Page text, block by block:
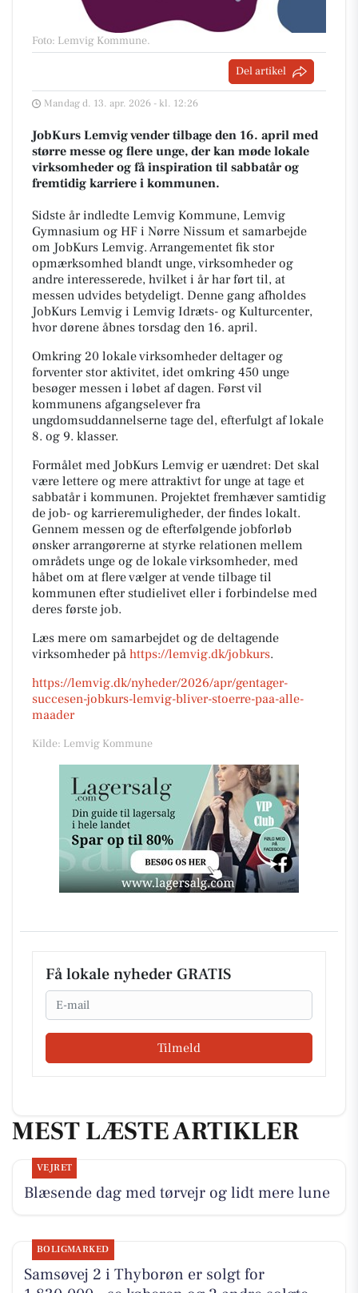
Foto: Lemvig Kommune.
Del artikel
Mandag d. 13. apr. 2026 - kl. 12:26
JobKurs Lemvig vender tilbage den 16. april med
større messe og flere unge, der kan møde lokale
virksomheder og få inspiration til sabbatår og
fremtidig karriere i kommunen.
Sidste år indledte Lemvig Kommune, Lemvig
Gymnasium og HF i Nørre Nissum et samarbejde
om JobKurs Lemvig. Arrangementet fik stor
opmærksomhed blandt unge, virksomheder og
andre interesserede, hvilket i år har ført til, at
messen udvides betydeligt. Denne gang afholdes
JobKurs Lemvig i Lemvig Idræts- og Kulturcenter,
hvor dørene åbnes torsdag den 16. april.
Omkring 20 lokale virksomheder deltager og
forventer stor aktivitet, idet omkring 450 unge
besøger messen i løbet af dagen. Først vil
kommunens afgangselever fra
ungdomsuddannelserne tage del, efterfulgt af lokale
8. og 9. klasser.
Formålet med JobKurs Lemvig er uændret: Det skal
være lettere og mere attraktivt for unge at tage et
sabbatår i kommunen. Projektet fremhæver samtidig
de job- og karrieremuligheder, der findes lokalt.
Gennem messen og de efterfølgende jobforløb
ønsker arrangørerne at styrke relationen mellem
områdets unge og de lokale virksomheder, med
håbet om at flere vælger at vende tilbage til
kommunen efter studielivet eller i forbindelse med
deres første job.
Læs mere om samarbejdet og de deltagende
virksomheder på https://lemvig.dk/jobkurs.
https://lemvig.dk/nyheder/2026/apr/gentager-
succesen-jobkurs-lemvig-bliver-stoerre-paa-alle-
maader
Kilde: Lemvig Kommune
Få lokale nyheder GRATIS
Email
Tilmeld
MEST LÆSTE ARTIKLER
VEJRET
Blæsende dag med tørvejr og lidt mere lune
BOLIGMARKED
Samsøvej 2 i Thyborøn er solgt for